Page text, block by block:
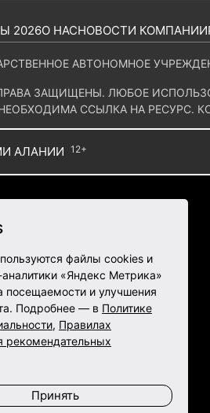
АЛАНИИ 12+
2026О НАСНОВОСТИ КОМПАНИИ
АВТОНОМНОЕ
ЗАЩИЩЕНЫ. ЛЮБОЕ
ССЫЛКА НА РЕСУРС.
ТРАНСЛЯЦИЯ ЭФИРНОГО ПОТОКА
ПЛЕЕРА И СИСТЕМЫ
CВИДЕТЕЛЬСТВО О
УЧРЕЖДЕНИЕ РЕСПУБЛИКИ
272-28-82,+7 918-822-64-64
КОНФИДЕНЦИАЛЬНОСТИ
файлы cookies и
«Яндекс Метрика»
посещаемости и улучшения
Подробнее — в Политике
, Правилах
рекомендательных
Принять